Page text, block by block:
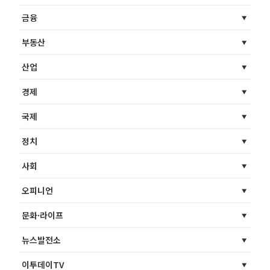
금융
부동산
산업
경제
국제
정치
사회
오피니언
문화·라이프
뉴스발전소
이투데이TV